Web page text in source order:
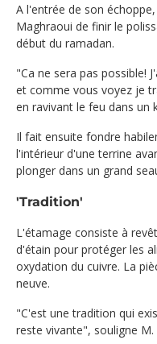
A l'entrée de son
Maghraoui de finir le
début du ramadan.
"Ca ne sera pas possible!
et comme vous voyez je
en ravivant le feu dans un
Il fait ensuite fondre
l'intérieur d'une terrine
plonger dans un grand
'Tradition'
L'étamage consiste à
d'étain pour protéger les
oxydation du cuivre. La
neuve.
"C'est une tradition qui
reste vivante", souligne M.